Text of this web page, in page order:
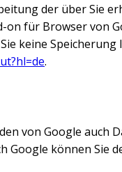
der über Sie
on für Browser von
keine Speicherung
.
von Google auch
Google können Sie